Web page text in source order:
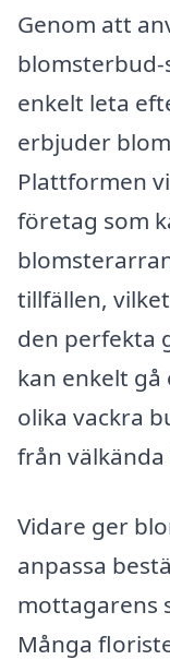
Genom att
blomsterbud-
enkelt leta
erbjuder
Plattformen
företag som
tillfällen,
den perfekta
kan enkelt
olika vackra
från
Vidare ger
anpassa
mottagarens
Många